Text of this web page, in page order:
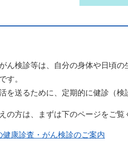
ん検診等は、自分の身体や日頃の
す。
を送るために、定期的に健診（検
の方は、まずは下のページをご覧
健康診査・がん検診のご案内